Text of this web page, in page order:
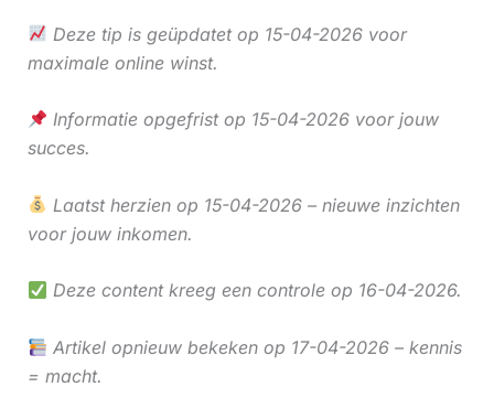
Deze tip is geüpdatet op 15-04-2026 voor
maximale online winst.
Informatie opgefrist op 15-04-2026 voor jouw
succes.
Laatst herzien op 15-04-2026 – nieuwe inzichten
voor jouw inkomen.
Deze content kreeg een controle op 16-04-2026.
Artikel opnieuw bekeken op 17-04-2026 – kennis
= macht.